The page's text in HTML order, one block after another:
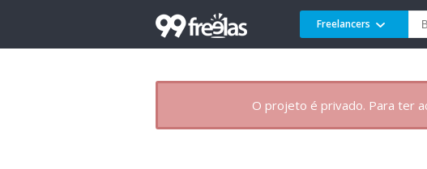
Freelancers
O projeto é privado. Para ter